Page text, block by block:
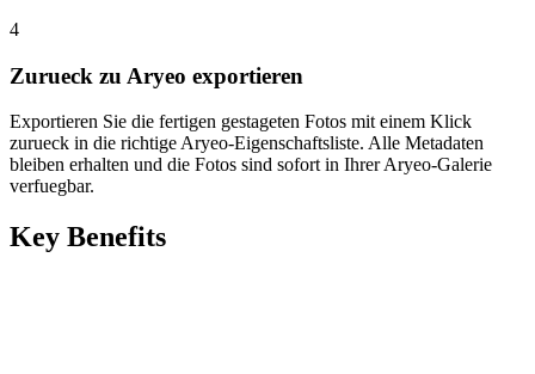
4
Zurueck zu Aryeo exportieren
Exportieren Sie die fertigen gestageten Fotos mit einem Klick
zurueck in die richtige Aryeo-Eigenschaftsliste. Alle Metadaten
bleiben erhalten und die Fotos sind sofort in Ihrer Aryeo-Galerie
verfuegbar.
Key Benefits